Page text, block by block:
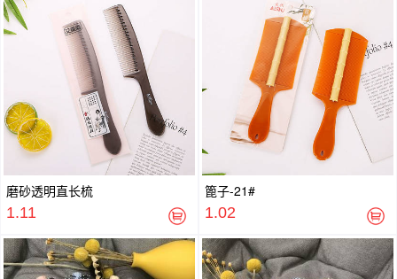
磨砂透明直长梳
1.11
篦子-21#
1.02